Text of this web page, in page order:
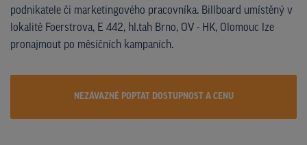
podnikatele či marketingového pracovníka. Billboard umístěný v
lokalitě Foerstrova, E 442, hl.tah Brno, OV - HK, Olomouc lze
pronajmout po měsíčních kampaních.
NEZÁVAZNĚ POPTAT DOSTUPNOST A CENU